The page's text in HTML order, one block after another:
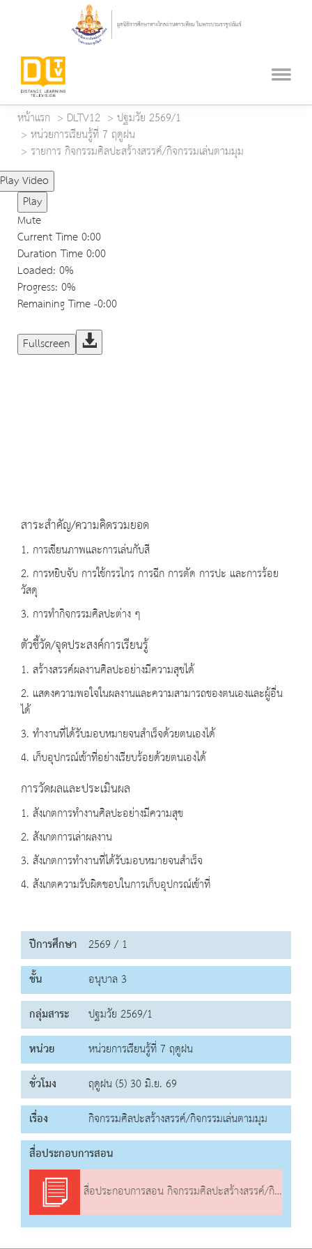
หน้าแรก DLTV12
ปฐมวัย 2569/1
หน่วยการเรียนรู้ที่ 7 ฤดูฝน
รายการ กิจกรรมศิลปะสร้างสรรค์/กิจกรรมเล่นตามมุม
Play Video
Play
Mute
Current Time0:00
Duration Time0:00
Loaded: 0%
Progress: 0%
Remaining Time-0:00
Fullscreen
สาระสำคัญ/ความคิดรวมยอด
1. การเขียนภาพและการเล่นกับสี
2. การหยิบจับ การใช้กรรไกร การฉีก การตัด การปะ และการร้อย
วัสดุ
3. การทำกิจกรรมศิลปะต่าง ๆ
ตัวชี้วัด/จุดประสงค์การเรียนรู้
1. สร้างสรรค์ผลงานศิลปะอย่างมีความสุขได้
2. แสดงความพอใจในผลงานและความสามารถของตนเองและผู้อื่น
ได้
3. ทำงานที่ได้รับมอบหมายจนสำเร็จด้วยตนเองได้
4. เก็บอุปกรณ์เข้าที่อย่างเรียบร้อยด้วยตนเองได้
การวัดผลและประเมินผล
1. สังเกตการทำงานศิลปะอย่างมีความสุข
2. สังเกตการเล่าผลงาน
3. สังเกตการทำงานที่ได้รับมอบหมายจนสำเร็จ
4. สังเกตความรับผิดชอบในการเก็บอุปกรณ์เข้าที่
ปีการศึกษา 2569 / 1
ชั้น
อนุบาล 3
กลุ่มสาระ
ปฐมวัย 2569/1
หน่วย
หน่วยการเรียนรู้ที่ 7 ฤดูฝน
ชั่วโมง
ฤดูฝน (5) 30 มิ.ย. 69
เรื่อง
กิจกรรมศิลปะสร้างสรรค์/กิจกรรมเล่นตามมุม
สื่อประกอบการสอน
สื่อประกอบการสอน กิจกรรมศิลปะสร้างสรรค์/กิจกรรมเล่นตามมุม